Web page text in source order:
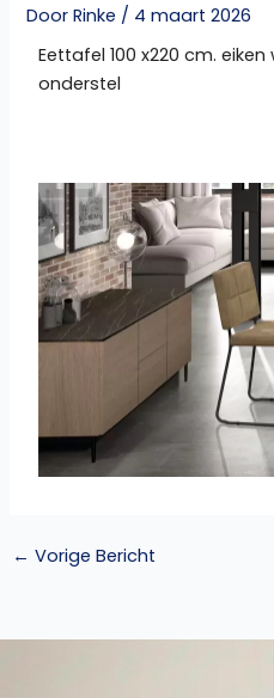
DoorRinke / 4 maart 2026
Eettafel 100 x220 cm. eiken
onderstel
← Vorige Bericht